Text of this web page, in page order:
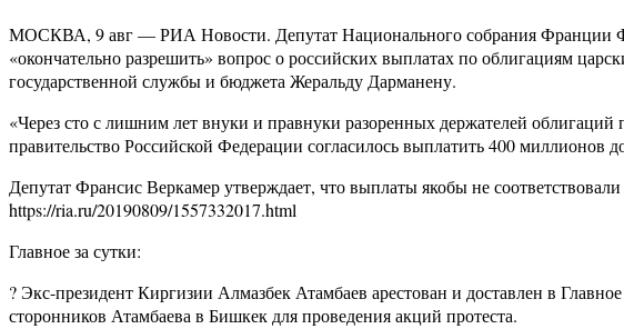
МОСКВА, 9 авг — РИА Новости. Депутат Национального собрания Франции
«окончательно разрешить» вопрос о российских выплатах по облигациям
государственной службы и бюджета Жеральду Дарманену.
«Через сто с лишним лет внуки и правнуки разоренных держателей
правительство Российской Федерации согласилось выплатить 400 миллионов
Депутат Франсис Веркамер утверждает, что выплаты якобы не
https://ria.ru/20190809/1557332017.html
Главное за сутки:
? Экс-президент Киргизии Алмазбек Атамбаев арестован и доставлен в
сторонников Атамбаева в Бишкек для проведения акций протеста.